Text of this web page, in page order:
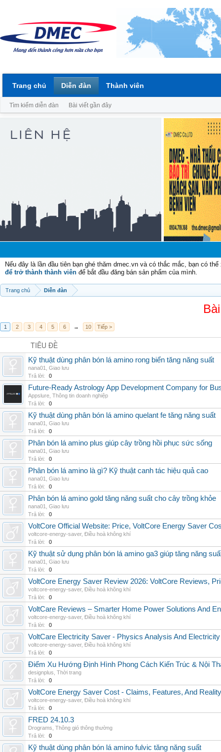
Nếu đây là lần đầu tiên bạn ghé thăm dmec.vn và có thắc mắc, bạn có
để trở thành thành viên để bắt đầu đăng bán sản phẩm của mình.
Trang chủ Diễn đàn
1 2 3 4 5 6 → 10 Tiếp >
TIÊU ĐỀ
Kỹ thuật dùng phân bón lá amino rong biển tăng năng suất
nana01
Giao lưu
Trả lời:
0
Future-Ready Astrology App Development Company for
Appslure Thông tin doanh nghiệp
Trả lời:
0
Kỹ thuật dùng phân bón lá amino quelant fe tăng năng suất
nana01
Giao lưu
Trả lời:
0
Phân bón lá amino plus giúp cây trồng hồi phục sức sống
nana01
Giao lưu
Trả lời:
0
Phân bón lá amino là gì? Kỹ thuật canh tác hiệu quả cao
nana01
Giao lưu
Trả lời:
0
Phân bón lá amino gold tăng năng suất cho cây trồng khỏe
nana01
Giao lưu
Trả lời:
0
VoltCore Official Website: Price, VoltCore Energy Saver
voltcore-energy-saver, Điều hoà không khí
Trả lời:
0
Kỹ thuật sử dụng phân bón lá amino ga3 giúp tăng năng
nana01
Giao lưu
Trả lời:
0
VoltCore Energy Saver Review 2026: VoltCore Reviews,
voltcore-energy-saver, Điều hoà không khí
Trả lời:
0
VoltCare Reviews – Smarter Home Power Solutions And
voltcore-energy-saver, Điều hoà không khí
Trả lời:
0
VoltCare Electricity Saver - Physics Analysis And
voltcore-energy-saver, Điều hoà không khí
Trả lời:
0
Điểm Xu Hướng Định Hình Phong Cách Kiến Trúc & Nội
designplus Thời trang
Trả lời:
0
VoltCore Energy Saver Cost - Claims, Features, And
voltcore-energy-saver, Điều hoà không khí
Trả lời:
0
FRED 24.10.3
Drograms Thông gió thông thường
Trả lời:
0
Kỹ thuật dùng phân bón lá amino fulvic tăng năng suất
Trang chủ Diễn đàn
Tìm kiếm diễn đàn Bài viết gần đây
Thành viên